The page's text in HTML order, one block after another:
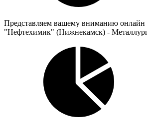
Представляем вашему вниманию онлайн
"Нефтехимик" (Нижнекамск) -